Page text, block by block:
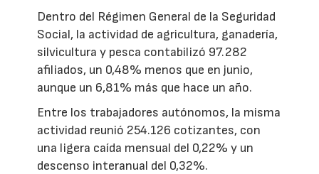
Dentro del Régimen General de la Seguridad
Social, la actividad de agricultura, ganadería,
silvicultura y pesca contabilizó 97.282
afiliados, un 0,48% menos que en junio,
aunque un 6,81% más que hace un año.
Entre los trabajadores autónomos, la misma
actividad reunió 254.126 cotizantes, con
una ligera caída mensual del 0,22% y un
descenso interanual del 0,32%.